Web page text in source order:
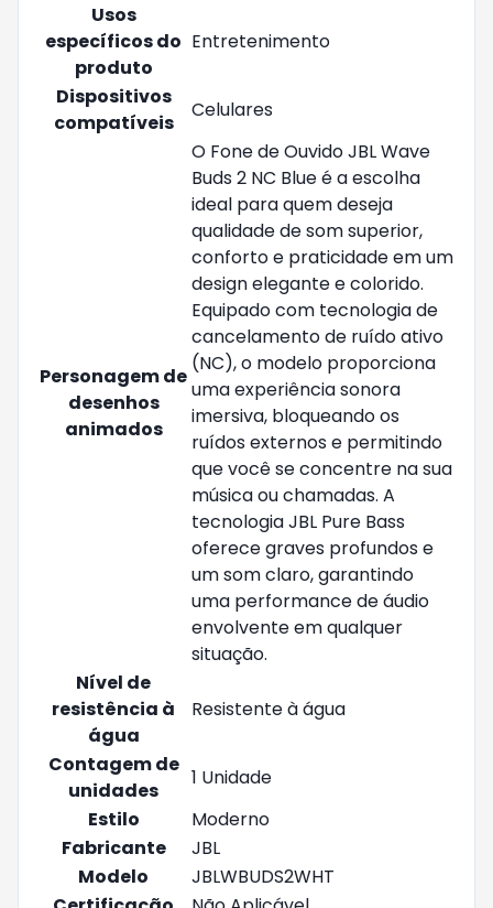
Usos
específicos do
produto
‎Entretenimento
Dispositivos
compatíveis
‎Celulares
Personagem de
desenhos
animados
‎O Fone de Ouvido JBL Wave
Buds 2 NC Blue é a escolha
ideal para quem deseja
qualidade de som superior,
conforto e praticidade em um
design elegante e colorido.
Equipado com tecnologia de
cancelamento de ruído ativo
(NC), o modelo proporciona
uma experiência sonora
imersiva, bloqueando os
ruídos externos e permitindo
que você se concentre na sua
música ou chamadas. A
tecnologia JBL Pure Bass
oferece graves profundos e
um som claro, garantindo
uma performance de áudio
envolvente em qualquer
situação.
Nível de
resistência à
água
‎Resistente à água
Contagem de
unidades
‎1 Unidade
Estilo
‎Moderno
Fabricante
‎JBL
Modelo
‎JBLWBUDS2WHT